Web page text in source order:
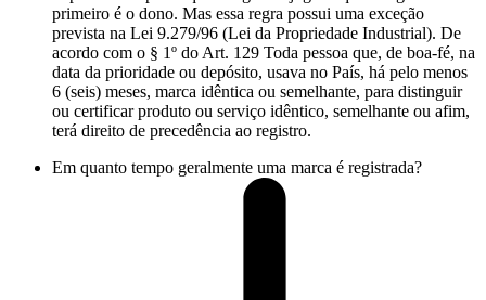
primeiro é o dono. Mas essa regra possui uma exceção
prevista na Lei 9.279/96 (Lei da Propriedade Industrial). De
acordo com o § 1º do Art. 129 Toda pessoa que, de boa-fé, na
data da prioridade ou depósito, usava no País, há pelo menos
6 (seis) meses, marca idêntica ou semelhante, para distinguir
ou certificar produto ou serviço idêntico, semelhante ou afim,
terá direito de precedência ao registro.
Em quanto tempo geralmente uma marca é registrada?